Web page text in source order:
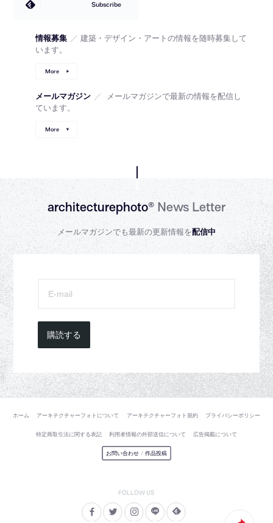
Subscribe
情報募集 ／ 建築・デザイン・アートの情報を随時募集して
います。
More
メールマガジン ／
メールマガジンで最新の情報を配信し
ています。
More
architecturephoto®News Letter
メールマガジンでも最新の更新情報を配信中
購読する
ホーム アーキテクチャーフォトについて アーキテクチャーフォト規約 プライバシーポリシー
特定商取引法に関する表記 利用者情報の外部送信について 広告掲載について
お問い合わせ / 作品投稿